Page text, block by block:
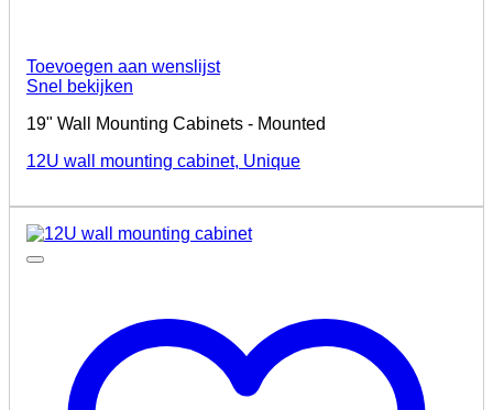
Toevoegen aan wenslijst
Snel bekijken
19" Wall Mounting Cabinets - Mounted
12U wall mounting cabinet, Unique